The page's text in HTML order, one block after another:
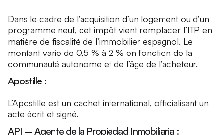
Dans le cadre de l’acquisition d’un logement ou d’un
programme neuf, cet impôt vient remplacer l’ITP en
matière de fiscalité de l’immobilier espagnol. Le
montant varie de 0,5 % à 2 % en fonction de la
communauté autonome et de l’âge de l’acheteur.
Apostille :
L’Apostille est un cachet international, officialisant un
acte écrit et signé.
API – Agente de la Propiedad Inmobiliaria :